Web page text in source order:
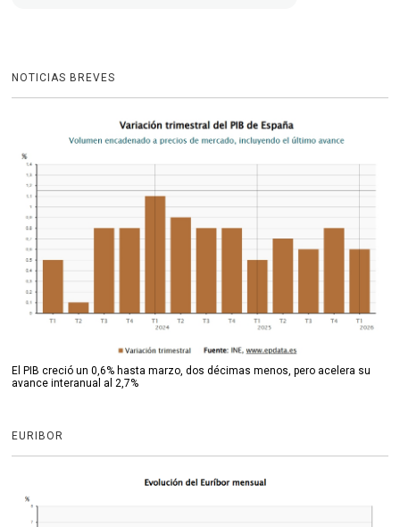
NOTICIAS BREVES
El PIB creció un 0,6% hasta marzo, dos décimas menos, pero acelera su
avance interanual al 2,7%
EURIBOR